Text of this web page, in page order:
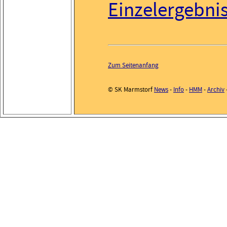
Zum Seitenanfang
© SK Marmstorf News- Info- HMM-Archiv